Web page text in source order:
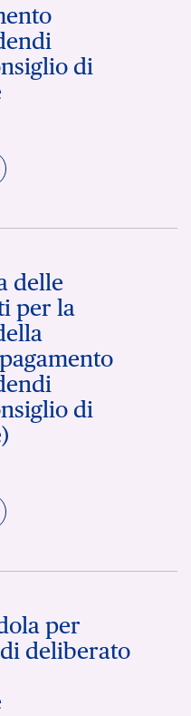
di
delle
per la
di
per
deliberato